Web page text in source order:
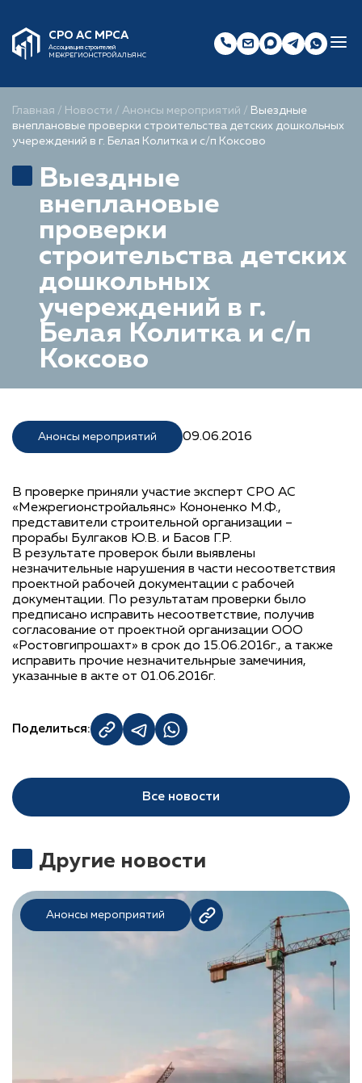
СРО АС МРСА
Ассоциация строителей
МЕЖРЕГИОНСТРОЙАЛЬЯНС
Главная / Новости / Анонсы мероприятий / Выездные
внеплановые проверки строительства детских дошкольных
учереждений в г. Белая Колитка и с/п Коксово
Выездные
внеплановые
проверки
строительства детских
дошкольных
учереждений в г.
Белая Колитка и с/п
Коксово
Анонсы мероприятий 09.06.2016
В проверке приняли участие эксперт СРО АС
«Межрегионстройальянс» Кононенко М.Ф.,
представители строительной организации –
прорабы Булгаков Ю.В. и Басов Г.Р.
В результате проверок были выявлены
незначительные нарушения в части несоответствия
проектной рабочей документации с рабочей
документации. По результатам проверки было
предписано исправить несоответствие, получив
согласование от проектной организации ООО
«Ростовгипрошахт» в срок до 15.06.2016г., а также
исправить прочие незначительнрые замечиния,
указанные в акте от 01.06.2016г.
Поделиться:
Все новости
Другие новости
Анонсы мероприятий